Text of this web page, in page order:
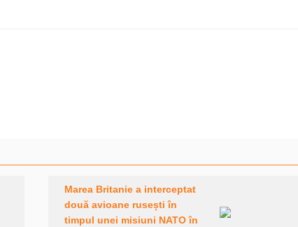
Marea Britanie a interceptat
două avioane rusești în
timpul unei misiuni NATO în